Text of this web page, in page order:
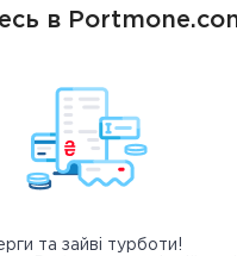
в
та зайві турботи!